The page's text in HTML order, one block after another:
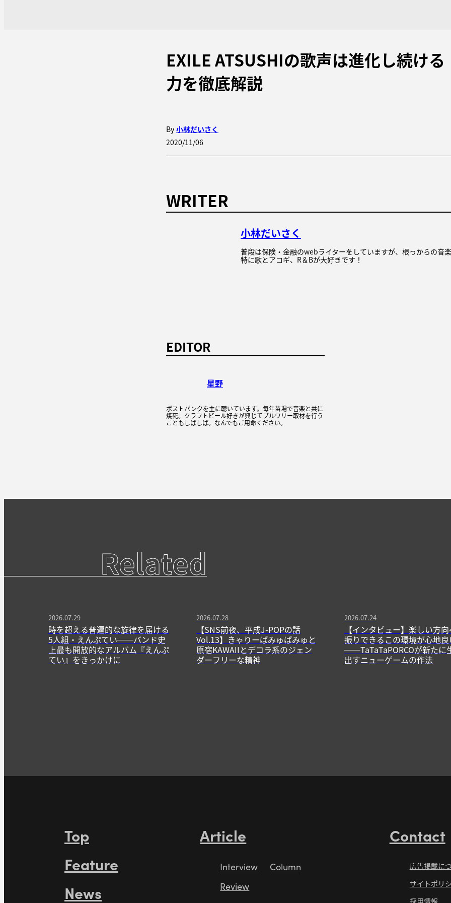
EXILE ATSUSHIの歌声は進化し続け
力を徹底解説
By 小林だいさく
2020/11/06
WRITER
小林だいさく
普段は保険・金融のwebライターをしていますが、根っからの音
特に歌とアコギ、R＆Bが大好きです！
EDITOR
星野
ポストパンクを主に聴いています。毎年苗場で音楽と共に
焼死。クラフトビール好きが興じてブルワリー取材を行う
こともしばしば。なんでもご用命ください。
Related
2026.07.29
時を超える普遍的な旋律を届ける
5人組・えんぷてい──バンド史
上最も開放的なアルバム『えんぷ
てい』をきっかけに
2026.07.28
【SNS前夜、平成J-POPの話
Vol.13】きゃりーぱみゅぱみゅと
原宿KAWAIIとデコラ系のジェン
ダーフリーな精神
2026.07.24
【インタビュー】楽しい方
振りできるこの環境が心地
──TaTaTaPORCOが新たに
出すニューゲームの作法
Top
Feature
News
Article
Interview
Review
Column
Contact
広告掲載に
サイトポリ
採用情報